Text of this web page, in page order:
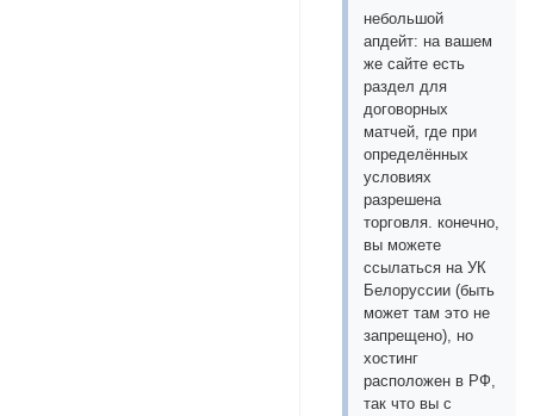
небольшой
апдейт: на вашем
же сайте есть
раздел для
договорных
матчей, где при
определённых
условиях
разрешена
торговля. конечно,
вы можете
ссылаться на УК
Белоруссии (быть
может там это не
запрещено), но
хостинг
расположен в РФ,
так что вы с